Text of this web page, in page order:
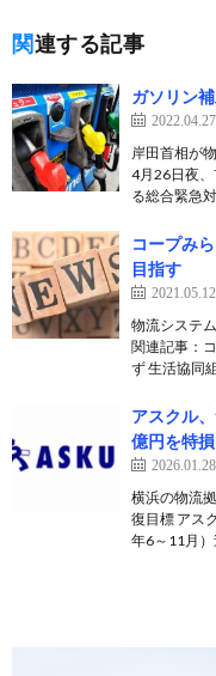
関連する記事
ガソリン
2022.04.27
岸田首相が
4月26日夜
る総合緊急
コープみ
目指す
2021.05.12
物流システ
関連記事：
ず 生活協同
アスクル
億円を特
2026.01.28
横浜の物流
復目標 アス
年6～11月